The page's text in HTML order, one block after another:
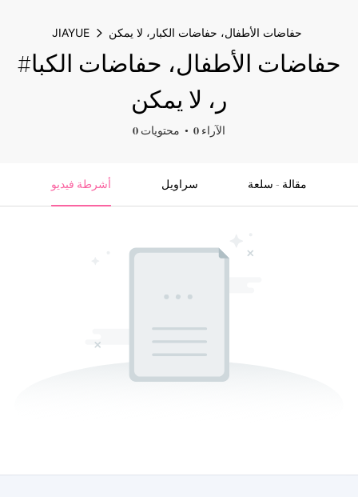
JIAYUE حفاضات الأطفال، حفاضات الكبار، لا يمكن
#حفاضات الأطفال، حفاضات الكبا
ر، لا يمكن
0 محتويات 0 الآراء
أشرطة فيديو سراويل مقالة - سلعة